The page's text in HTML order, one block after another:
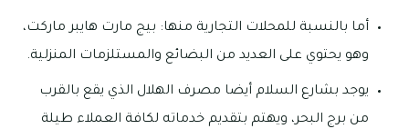
أما بالنسبة للمحلات التجارية منها: بيج مارت هايبر ماركت،
وهو يحتوي على العديد من البضائع والمستلزمات المنزلية.
يوجد بشارع السلام أيضا مصرف الهلال الذي يقع بالقرب
من برج البحر، ويهتم بتقديم خدماته لكافة العملاء طيلة